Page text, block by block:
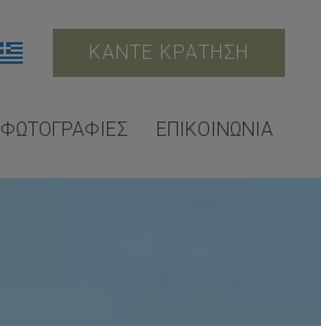
ΚΆΝΤΕ ΚΡΆΤΗΣΗ
ΦΩΤΟΓΡΑΦΊΕΣ ΕΠΙΚΟΙΝΩΝΊΑ